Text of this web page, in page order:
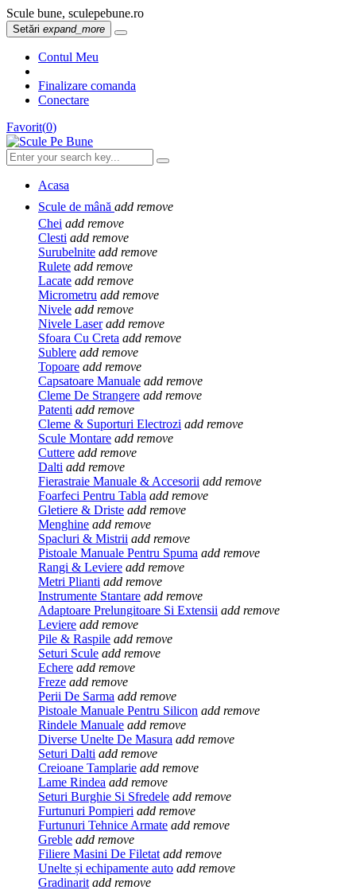
Scule bune, sculepebune.ro
Setări expand_more
Contul Meu
Finalizare comanda
Conectare
Favorit(0)
Acasa
Scule de mână add remove
Chei add remove
Clesti add remove
Surubelnite add remove
Rulete add remove
Lacate add remove
Micrometru add remove
Nivele add remove
Nivele Laser add remove
Sfoara Cu Creta add remove
Sublere add remove
Topoare add remove
Capsatoare Manuale add remove
Cleme De Strangere add remove
Patenti add remove
Cleme & Suporturi Electrozi add remove
Scule Montare add remove
Cuttere add remove
Dalti add remove
Fierastraie Manuale & Accesorii add remove
Foarfeci Pentru Tabla add remove
Gletiere & Driste add remove
Menghine add remove
Spacluri & Mistrii add remove
Pistoale Manuale Pentru Spuma add remove
Rangi & Leviere add remove
Metri Plianti add remove
Instrumente Stantare add remove
Adaptoare Prelungitoare Si Extensii add remove
Leviere add remove
Pile & Raspile add remove
Seturi Scule add remove
Echere add remove
Freze add remove
Perii De Sarma add remove
Pistoale Manuale Pentru Silicon add remove
Rindele Manuale add remove
Diverse Unelte De Masura add remove
Seturi Dalti add remove
Creioane Tamplarie add remove
Lame Rindea add remove
Seturi Burghie Si Sfredele add remove
Furtunuri Pompieri add remove
Furtunuri Tehnice Armate add remove
Greble add remove
Filiere Masini De Filetat add remove
Unelte și echipamente auto add remove
Gradinarit add remove